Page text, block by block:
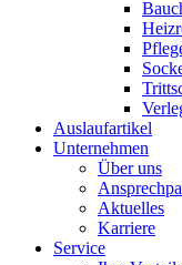
Auslaufartikel
Unternehmen
Über uns
Aktuelles
Karriere
Service